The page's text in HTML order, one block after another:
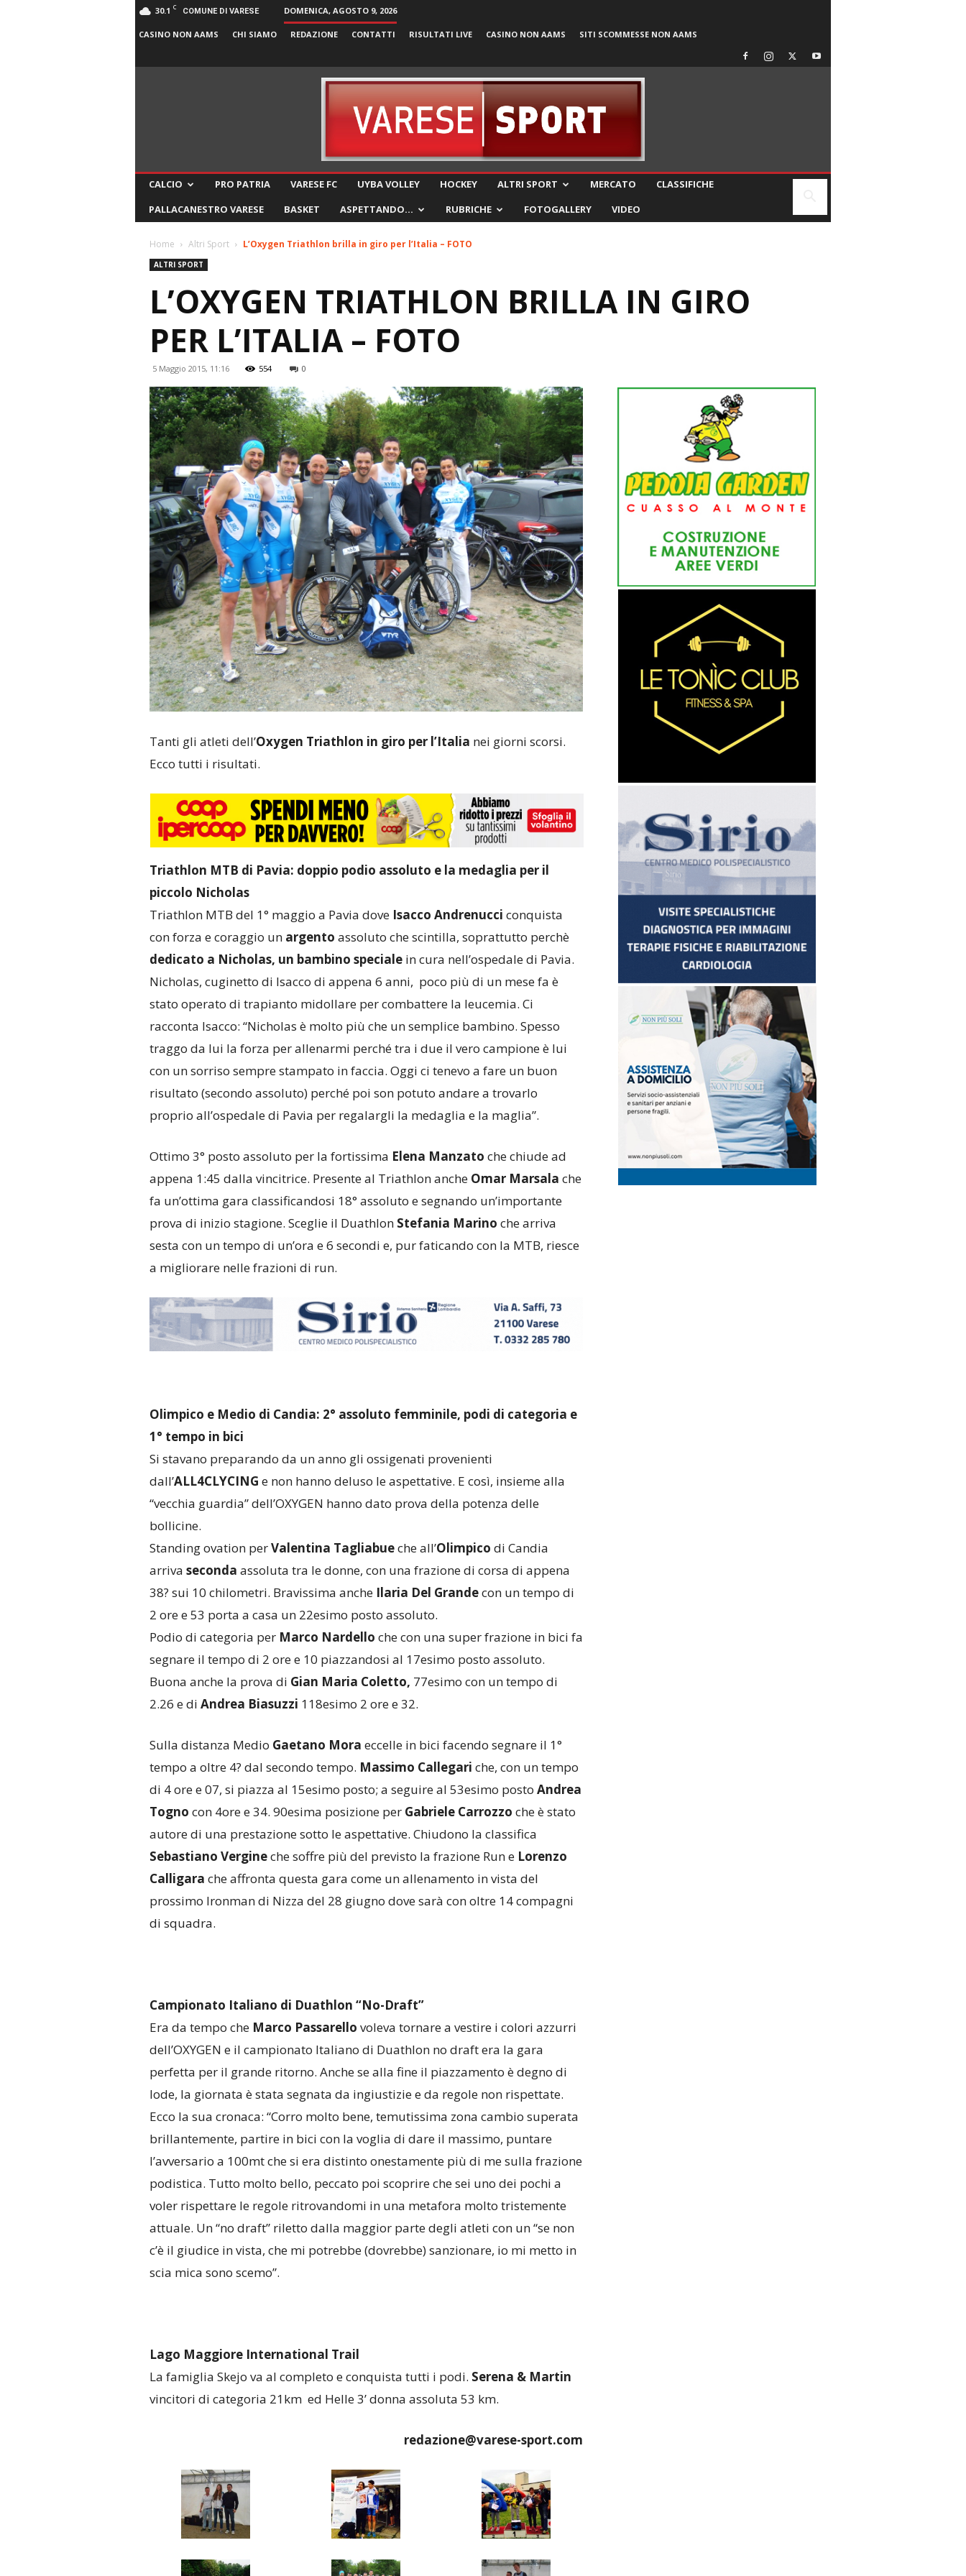
30.1 C COMUNE DI VARESE DOMENICA, AGOSTO 9, 2026
CASINO NON AAMS CHI SIAMO REDAZIONE CONTATTI RISULTATI LIVE CASINO NON AAMS SITI SCOMMESSE NON AAMS
CALCIO PRO PATRIA VARESE FC UYBA VOLLEY HOCKEY ALTRI SPORT MERCATO
CLASSIFICHE
PALLACANESTRO VARESE
BASKET ASPETTANDO… RUBRICHE FOTOGALLERY VIDEO
Home Altri Sport L’Oxygen Triathlon brilla in giro per l’Italia – FOTO
ALTRI SPORT
L’OXYGEN TRIATHLON BRILLA IN GIRO
PER L’ITALIA – FOTO
5 Maggio 2015, 11:16 554 0
Tanti gli atleti dell’Oxygen Triathlon in giro per l’Italia nei giorni scorsi.
Ecco tutti i risultati.
Triathlon MTB di Pavia: doppio podio assoluto e la medaglia per il
piccolo Nicholas
Triathlon MTB del 1° maggio a Pavia dove Isacco Andrenucci conquista
con forza e coraggio un argento assoluto che scintilla, soprattutto perchè
dedicato a Nicholas, un bambino specialein cura nell’ospedale di Pavia.
Nicholas, cuginetto di Isacco di appena 6 anni, poco più di un mese fa è
stato operato di trapianto midollare per combattere la leucemia. Ci
racconta Isacco: “Nicholas è molto più che un semplice bambino. Spesso
traggo da lui la forza per allenarmi perché tra i due il vero campione è lui
con un sorriso sempre stampato in faccia. Oggi ci tenevo a fare un buon
risultato (secondo assoluto) perché poi son potuto andare a trovarlo
proprio all’ospedale di Pavia per regalargli la medaglia e la maglia”.
Ottimo 3° posto assoluto per la fortissima Elena Manzato che chiude ad
appena 1:45 dalla vincitrice. Presente al Triathlon anche Omar Marsala che
fa un’ottima gara classificandosi 18° assoluto e segnando un’importante
prova di inizio stagione. Sceglie il Duathlon Stefania Marino che arriva
sesta con un tempo di un’ora e 6 secondi e, pur faticando con la MTB, riesce
a migliorare nelle frazioni di run.
Olimpico e Medio di Candia: 2° assoluto femminile, podi di categoria e
1° tempo in bici
Si stavano preparando da un anno gli ossigenati provenienti
dall’ALL4CLYCING e non hanno deluso le aspettative. E così, insieme alla
“vecchia guardia” dell’OXYGEN hanno dato prova della potenza delle
bollicine.
Standing ovation perValentina Tagliabueche all’Olimpico di Candia
arriva seconda assoluta tra le donne, con una frazione di corsa di appena
38? sui 10 chilometri. Bravissima anche Ilaria Del Grandecon un tempo di
2 ore e 53 porta a casa un 22esimo posto assoluto.
Podio di categoria per Marco Nardello che con una super frazione in bici fa
segnare il tempo di 2 ore e 10 piazzandosi al 17esimo posto assoluto.
Buona anche la prova di Gian Maria Coletto, 77esimo con un tempo di
2.26 e di Andrea Biasuzzi 118esimo 2 ore e 32.
Sulla distanza Medio Gaetano Mora eccelle in bici facendo segnare il 1°
tempo a oltre 4? dal secondo tempo. Massimo Callegari che, con un tempo
di 4 ore e 07, si piazza al 15esimo posto; a seguire al 53esimo posto Andrea
Togno con 4ore e 34. 90esima posizione per Gabriele Carrozzo che è stato
autore di una prestazione sotto le aspettative. Chiudono la classifica
Sebastiano Vergineche soffre più del previsto la frazione Run e Lorenzo
Calligara che affronta questa gara come un allenamento in vista del
prossimo Ironman di Nizza del 28 giugno dove sarà con oltre 14 compagni
di squadra.
Campionato Italiano di Duathlon “No-Draft”
Era da tempo che Marco Passarello voleva tornare a vestire i colori azzurri
dell’OXYGEN e il campionato Italiano di Duathlon no draft era la gara
perfetta per il grande ritorno. Anche se alla fine il piazzamento è degno di
lode, la giornata è stata segnata da ingiustizie e da regole non rispettate.
Ecco la sua cronaca: “Corro molto bene, temutissima zona cambio superata
brillantemente, partire in bici con la voglia di dare il massimo, puntare
l’avversario a 100mt che si era distinto onestamente più di me sulla frazione
podistica. Tutto molto bello, peccato poi scoprire che sei uno dei pochi a
voler rispettare le regole ritrovandomi in una metafora molto tristemente
attuale. Un “no draft” riletto dalla maggior parte degli atleti con un “se non
c’è il giudice in vista, che mi potrebbe (dovrebbe) sanzionare, io mi metto in
scia mica sono scemo”.
Lago Maggiore International Trail
La famiglia Skejo va al completo e conquista tutti i podi. Serena & Martin
vincitori di categoria 21km ed Helle 3’ donna assoluta 53 km.
redazione@varese-sport.com